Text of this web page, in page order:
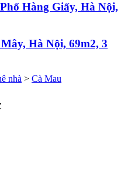
Hàng Giấy, Hà Nội,
Hà Nội, 69m2, 3
nhà > Cà Mau